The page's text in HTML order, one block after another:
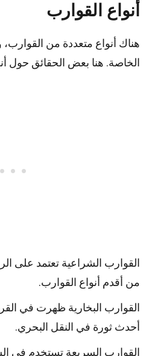
أنواع القوارب
هناك أنواع متعددة من
الخاصة. هنا بعض الحقائق حول
القوارب الشراعية تعتمد على
من أقدم أنواع القوارب.
القوارب البخارية ظهرت في
أحدث ثورة في النقل البحري.
القوارب السريعة تستخدم في